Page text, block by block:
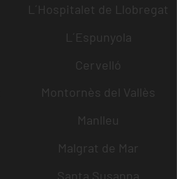
L´Hospitalet de Llobregat
L´Espunyola
Cervelló
Montornès del Vallès
Manlleu
Malgrat de Mar
Santa Susanna